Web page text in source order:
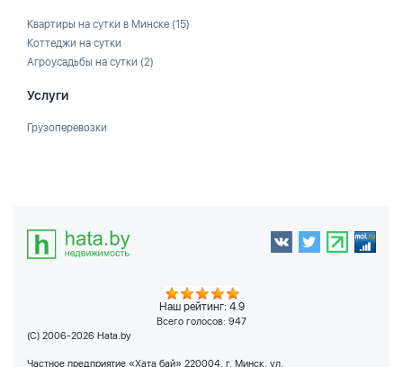
Квартиры на сутки в Минске (15)
Коттеджи на сутки
Агроусадьбы на сутки (2)
Услуги
Грузоперевозки
Наш рейтинг: 4.9
Всего голосов: 947
(C) 2006-2026 Hata.by
Частное предприятие «Хата бай» 220004, г. Минск, ул.